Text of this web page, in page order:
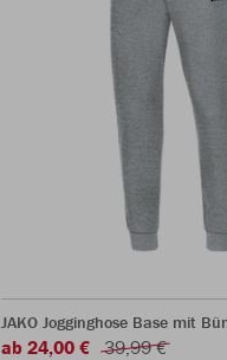
JAKO Jogginghose Base mit
ab 24,00 € 39,99 €